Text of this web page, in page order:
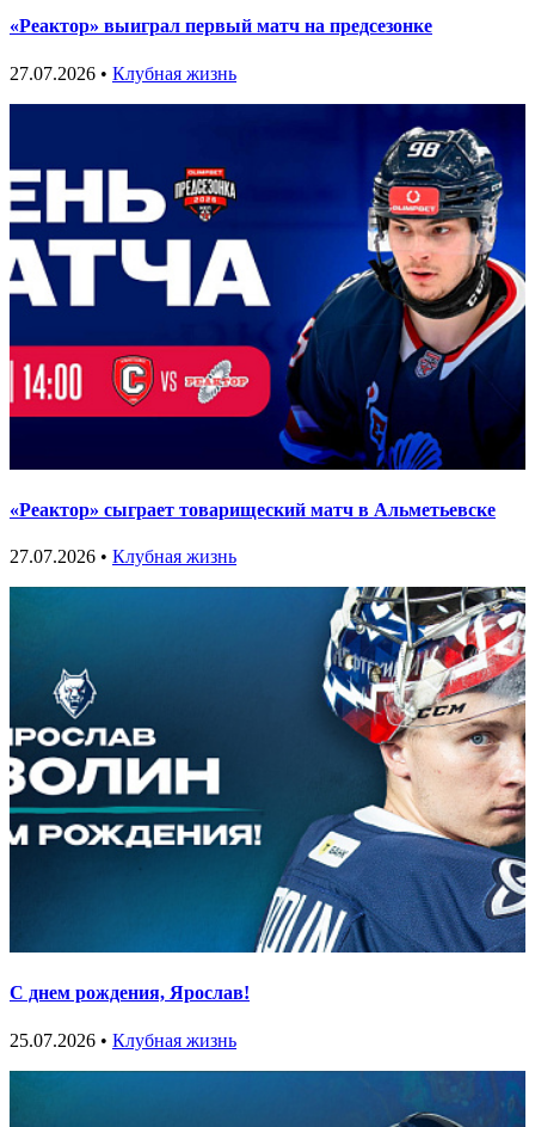
«Реактор» выиграл первый матч на предсезонке
27.07.2026 • Клубная жизнь
«Реактор» сыграет товарищеский матч в Альметьевске
27.07.2026 • Клубная жизнь
С днем рождения, Ярослав!
25.07.2026 • Клубная жизнь